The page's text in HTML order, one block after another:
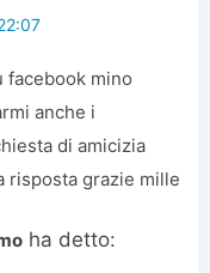
facebook mino
anche i
di amicizia
risposta grazie mille
ha detto: